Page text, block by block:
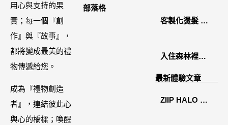
用心與支持的果
實；每一個『創
作』與『故事』，
都將變成最美的禮
物傳遞給您。
成為『禮物創造
者』，連結彼此心
與心的橋樑；喚醒
部落格
禮盒開箱分享 /
客製化燙髮 鏡
入住森林裡的
住宿˙八番私人
最新體驗文章
ZIIP HALO 居